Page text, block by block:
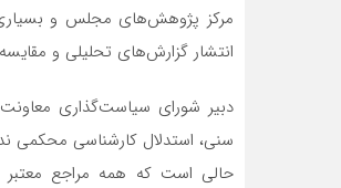
مرکز پژوهش‌های مجلس و بسیاری
انتشار گزارش‌های تحلیلی و
دبیر شورای سیاست‌گذاری
سنی، استدلال کارشناسی محکمی
حالی است که همه مراجع